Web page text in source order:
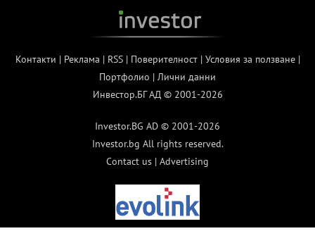
Контакти | Реклама | RSS| Поверителност| Условия за ползване|
Портфолио | Лични данни
Инвестор.БГ АД © 2001-2026
Investor.BG AD © 2001-2026
Investor.bg All rights reserved.
Contact us | Advertising